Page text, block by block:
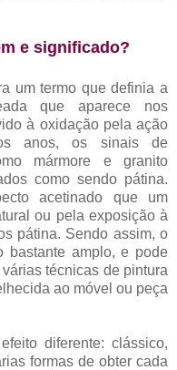
e significado?
um termo que definia a
que aparece nos
à oxidação pela ação
anos, os sinais de
mármore e granito
como sendo pátina.
acetinado que um
ou pela exposição à
pátina. Sendo assim, o
bastante amplo, e pode
técnicas de pintura
ao móvel ou peça
diferente: clássico,
formas de obter cada